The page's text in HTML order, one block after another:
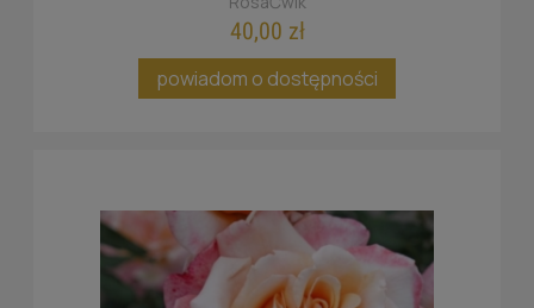
40,00 zł
powiadom o dostępności